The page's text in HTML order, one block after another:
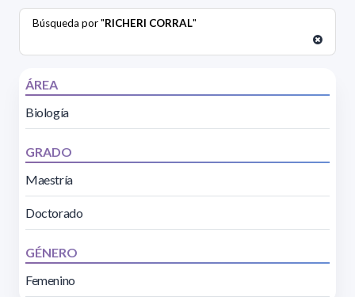
Búsqueda por "RICHERI CORRAL"
ÁREA
Biología
GRADO
Maestría
Doctorado
GÉNERO
Femenino